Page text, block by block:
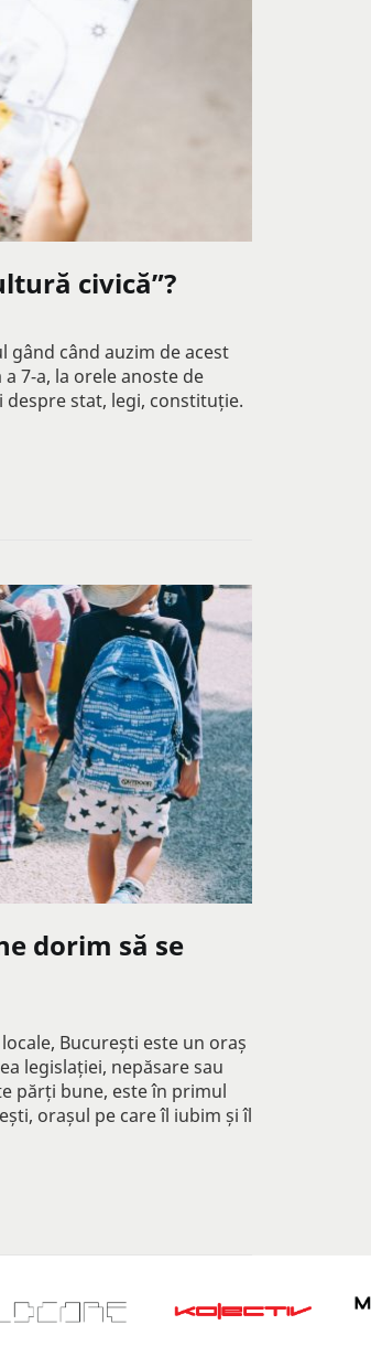
civică”?
când auzim de acest
7-a, la orele anoste de
despre stat, legi, constituție.
dorim să se
București este un oraș
legislației, nepăsare sau
părți bune, este în primul
orașul pe care îl iubim și îl